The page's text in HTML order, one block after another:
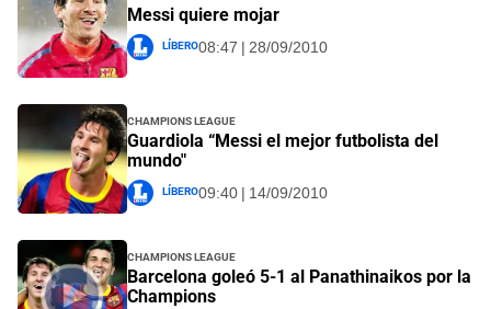
Messi quiere mojar
Líbero08:47 | 28/09/2010
Champions League
Guardiola “Messi el mejor futbolista del
mundo"
Líbero09:40 | 14/09/2010
Champions League
Barcelona goleó 5-1 al Panathinaikos por la
Champions